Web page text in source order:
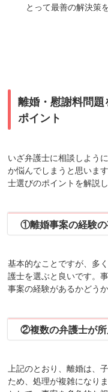
とって最善の解決策
離婚・慰謝料問
ポイント
いざ弁護士に相談しよう
か悩んでしまうと思いま
士選びのポイントを解説し
①離婚事案の経験の
基本的なことですが、多
護士を選ぶと良いです。
事案の経験があるかどう
②複数の弁護士が所
上記のとおり、離婚は、
ため、処理が複雑になり